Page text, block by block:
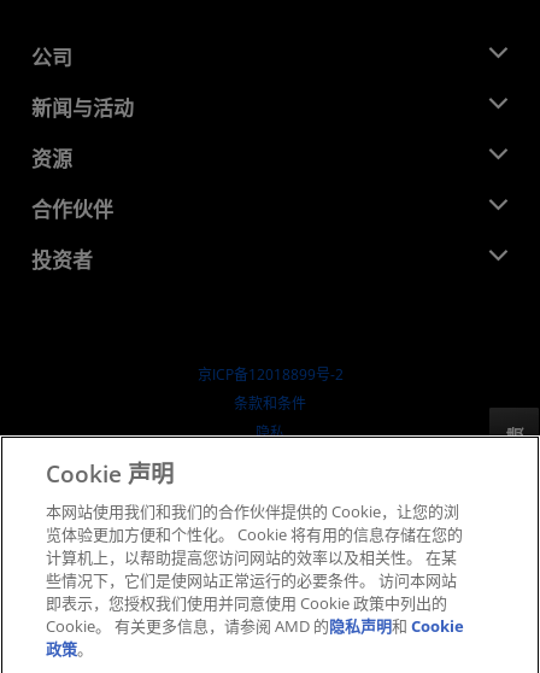
反馈
公司
关于 AMD
企业责任
就业机会
联系我们
新闻与活动
新闻中心
媒体库
资源
开发中心
成功案例
合作伙伴
AMD 合作伙伴中心
投资者
SEC 报告
京ICP备12018899号-2
​条款和条件
隐私
公开公平竞争
英国税收策略
Cookie 政策
Cookie 设置
Cookie 声明
本网站使用我们和我们的合作伙伴提供的 Cookie，让您的浏
览体验更加方便和个性化。 Cookie 将有用的信息存储在您的
计算机上，以帮助提高您访问网站的效率以及相关性。 在某
些情况下，它们是使网站正常运行的必要条件。 访问本网站
即表示，您授权我们使用并同意使用 Cookie 政策中列出的
Cookie。 有关更多信息，请参阅 AMD 的隐私声明和Cookie
政策。